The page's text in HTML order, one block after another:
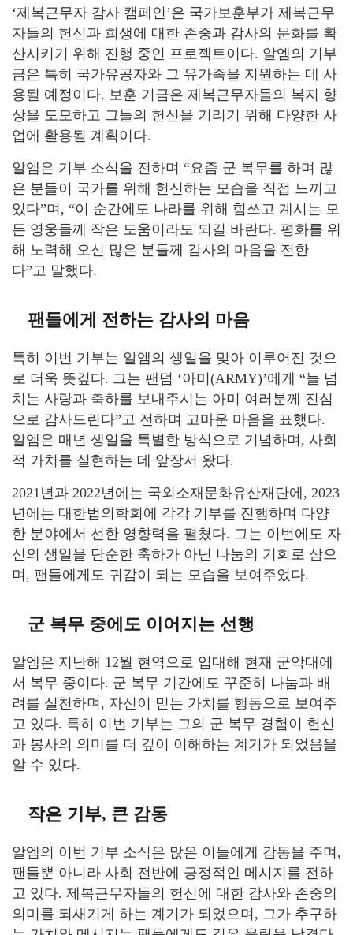
‘제복근무자 감사 캠페인’은 국가보훈부가 제복근무
자들의 헌신과 희생에 대한 존중과 감사의 문화를 확
산시키기 위해 진행 중인 프로젝트이다. 알엠의 기부
금은 특히 국가유공자와 그 유가족을 지원하는 데 사
용될 예정이다. 보훈 기금은 제복근무자들의 복지 향
상을 도모하고 그들의 헌신을 기리기 위해 다양한 사
업에 활용될 계획이다.
알엠은 기부 소식을 전하며 “요즘 군 복무를 하며 많
은 분들이 국가를 위해 헌신하는 모습을 직접 느끼고
있다”며, “이 순간에도 나라를 위해 힘쓰고 계시는 모
든 영웅들께 작은 도움이라도 되길 바란다. 평화를 위
해 노력해 오신 많은 분들께 감사의 마음을 전한
다”고 말했다.
팬들에게 전하는 감사의 마음
특히 이번 기부는 알엠의 생일을 맞아 이루어진 것으
로 더욱 뜻깊다. 그는 팬덤 ‘아미(ARMY)’에게 “늘 넘
치는 사랑과 축하를 보내주시는 아미 여러분께 진심
으로 감사드린다”고 전하며 고마운 마음을 표했다.
알엠은 매년 생일을 특별한 방식으로 기념하며, 사회
적 가치를 실현하는 데 앞장서 왔다.
2021년과 2022년에는 국외소재문화유산재단에, 2023
년에는 대한법의학회에 각각 기부를 진행하며 다양
한 분야에서 선한 영향력을 펼쳤다. 그는 이번에도 자
신의 생일을 단순한 축하가 아닌 나눔의 기회로 삼으
며, 팬들에게도 귀감이 되는 모습을 보여주었다.
군 복무 중에도 이어지는 선행
알엠은 지난해 12월 현역으로 입대해 현재 군악대에
서 복무 중이다. 군 복무 기간에도 꾸준히 나눔과 배
려를 실천하며, 자신이 믿는 가치를 행동으로 보여주
고 있다. 특히 이번 기부는 그의 군 복무 경험이 헌신
과 봉사의 의미를 더 깊이 이해하는 계기가 되었음을
알 수 있다.
작은 기부, 큰 감동
알엠의 이번 기부 소식은 많은 이들에게 감동을 주며,
팬들뿐 아니라 사회 전반에 긍정적인 메시지를 전하
고 있다. 제복근무자들의 헌신에 대한 감사와 존중의
의미를 되새기게 하는 계기가 되었으며, 그가 추구하